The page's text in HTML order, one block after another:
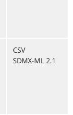
CSV
SDMX-ML 2.1